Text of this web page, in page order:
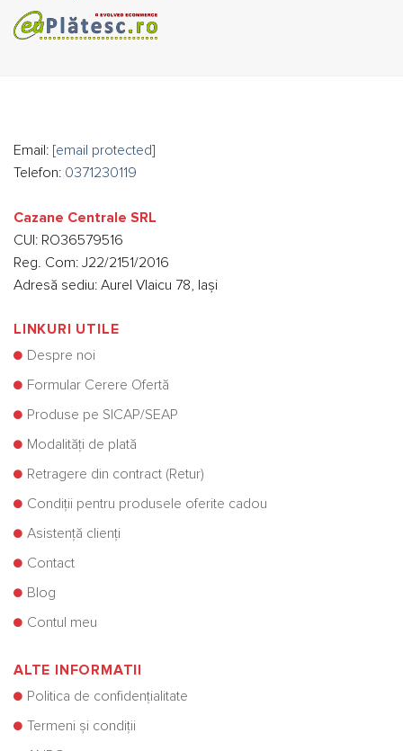
Email: [email protected]
Telefon: 0371230119
Cazane Centrale SRL
CUI: RO36579516
Reg. Com: J22/2151/2016
Adresă sediu: Aurel Vlaicu 78, Iași
LINKURI UTILE
Despre noi
Formular Cerere Ofertă
Produse pe SICAP/SEAP
Modalități de plată
Retragere din contract (Retur)
Condiții pentru produsele oferite cadou
Asistență clienți
Contact
Blog
Contul meu
ALTE INFORMATII
Politica de confidențialitate
Termeni și condiții